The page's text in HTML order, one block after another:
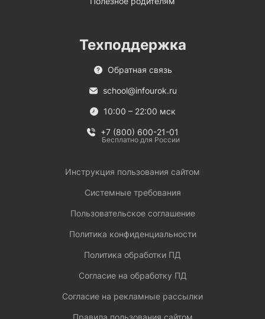
Техподдержка
Обратная связь
school@infourok.ru
10:00 – 22:00 мск
+7 (800) 600-21-01
Бесплатно для России
Инструкция пользования сайтом
Системные требования
Пользовательское соглашение
Политика конфиденциальности
Политика обработки ПД
Согласие на обработку ПД
Согласие на рекламные рассылки
Правила пользования сайтом